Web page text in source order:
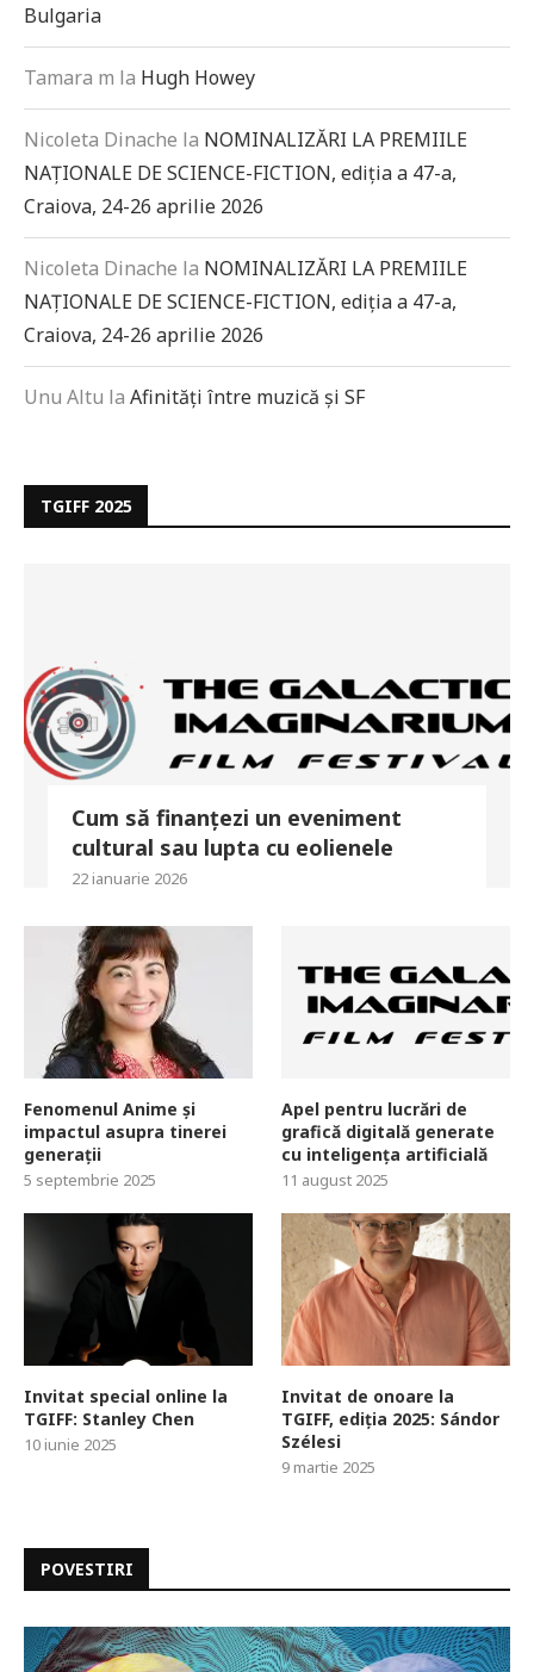
Bulgaria
Tamara m la Hugh Howey
Nicoleta Dinache la NOMINALIZĂRI LA PREMIILE
NAȚIONALE DE SCIENCE-FICTION, ediția a 47-a,
Craiova, 24-26 aprilie 2026
Nicoleta Dinache la NOMINALIZĂRI LA PREMIILE
NAȚIONALE DE SCIENCE-FICTION, ediția a 47-a,
Craiova, 24-26 aprilie 2026
Unu Altu la Afinități între muzică și SF
TGIFF 2025
Cum să finanțezi un eveniment
cultural sau lupta cu eolienele
22 ianuarie 2026
Fenomenul Anime și
impactul asupra tinerei
generații
5 septembrie 2025
Apel pentru lucrări de
grafică digitală generate
cu inteligența artificială
11 august 2025
Invitat special online la
TGIFF: Stanley Chen
10 iunie 2025
Invitat de onoare la
TGIFF, ediția 2025: Sándor
Szélesi
9 martie 2025
POVESTIRI